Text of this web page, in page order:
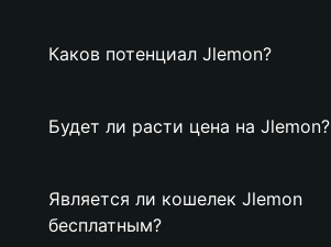
Каков потенциал Jlemon?
Будет ли расти цена на Jlemon?
Является ли кошелек Jlemon
бесплатным?